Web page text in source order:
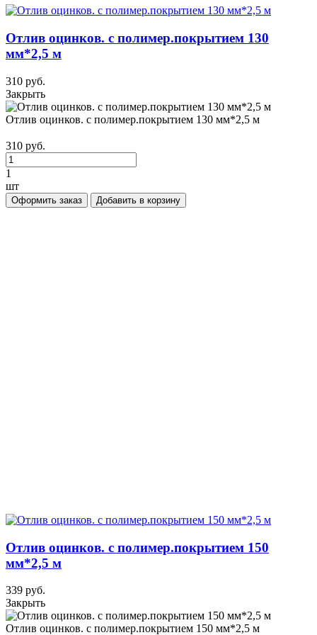
Отлив оцинков. с полимер.покрытием 130
мм*2,5 м
310 руб.
Закрыть
Отлив оцинков. с полимер.покрытием 130 мм*2,5 м
310 руб.
1
шт
Оформить заказ Добавить в корзину
Отлив оцинков. с полимер.покрытием 150
мм*2,5 м
339 руб.
Закрыть
Отлив оцинков. с полимер.покрытием 150 мм*2,5 м